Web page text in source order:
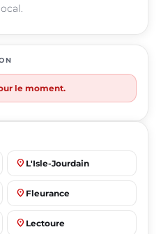
le moment.
place L'Isle-Jourdain
place Fleurance
place Lectoure